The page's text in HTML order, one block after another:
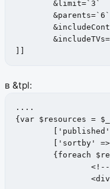
в &tpl:
....
{var $resources =